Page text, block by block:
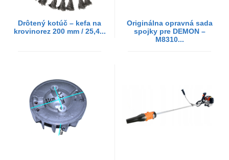
Drôtený kotúč – kefa na
krovinorez 200 mm / 25,4...
Originálna opravná sada
spojky pre DEMON –
M8310...